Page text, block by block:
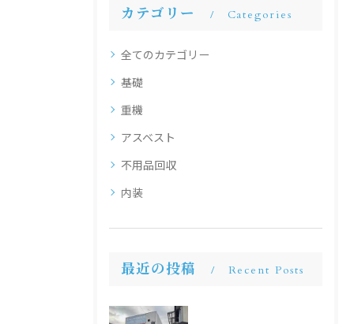
カテゴリー Categories
全てのカテゴリー
基礎
重機
アスベスト
不用品回収
内装
最近の投稿 Recent Posts